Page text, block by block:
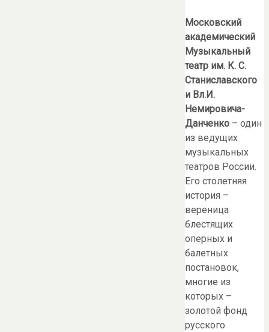
Московский
академический
Музыкальный
театр им. К. С.
Станиславского
и Вл.И.
Немировича-
Данченко – один
из ведущих
музыкальных
театров России.
Его столетняя
история –
вереница
блестящих
оперных и
балетных
постановок,
многие из
которых –
золотой фонд
русского